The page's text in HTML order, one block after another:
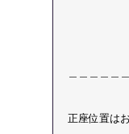
正座位置は